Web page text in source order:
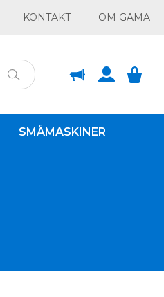
KONTAKT OM GAMA
SMÅMASKINER